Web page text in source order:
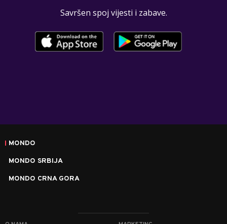
Savršen spoj vijesti i zabave.
MONDO
MONDO SRBIJA
MONDO CRNA GORA